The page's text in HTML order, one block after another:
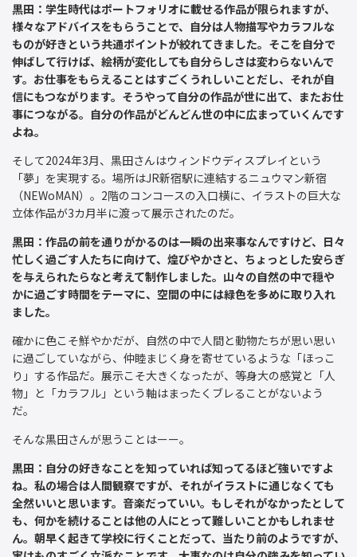
黒田：学生時代はポートフォリオに載せる作品が限られますが、
様々なアドバイスをもらうことで、自分は人物描写やカラフルな
ものが好きという共通ポイントが絞れてきました。そこを自分で
伸ばして行けば、絵柄が変化しても自分らしさは変わらないんで
す。お仕事をもらえることはすごくうれしいことだし、それが自
信にもつながります。そうやって自分の作品が世に出て、またお仕
事につながる。自分の作品がどんどん世の中に広まっていくんです
よね。
そして2024年3月、黒田さんはウィンドウディスプレイという
「夢」を実現する。場所はJR新宿駅に連結するニュウマン新宿
（NEWoMAN）。2階のコンコースの入口横に、イラストの巨大な
立体作品が3カ月半に渡って展示されたのだ。
黒田：作品の前を通りがかるのは一瞬の出来事なんですけど、日々
忙しく過ごす人たちに向けて、煌びやかさと、ちょっとした安らぎ
を与えられたらなと考えて制作しました。山々の自然の中で穏や
かに過ごす時間をテーマに、空間の中には緑色を多めに取り入れ
ました。
確かに色こそ鮮やかだが、自然の中で人間と動物たちが思い思い
に過ごしていながら、仲睦まじく身を寄せているような「ほっこ
り」する作品だ。展示こそ大きくなったが、等身大の感覚と「人
物」と「カラフル」という軸はまったくブレることがないよう
だ。
そんな黒田さんが思うことはーー。
黒田：自分の好きなことを知っていれば知ってるほど強いですよ
ね。私の場合は人間観察ですが、それがイラストに通じなくても
全然いいと思います。音楽だっていい。もしそれがなかったとして
も、何かを続けることは他の人にとって難しいことかもしれませ
ん。朝早く起きて学校に行くことだって、当たり前のようですが、